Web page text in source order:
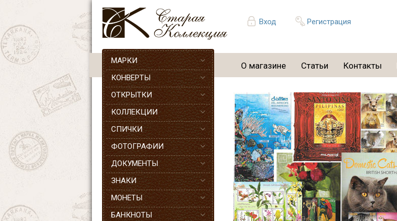
Вход Регистрация
О магазине Статьи Контакты
МАРКИ
КОНВЕРТЫ
ОТКРЫТКИ
КОЛЛЕКЦИИ
СПИЧКИ
ФОТОГРАФИИ
ДОКУМЕНТЫ
ЗНАКИ
МОНЕТЫ
БАНКНОТЫ